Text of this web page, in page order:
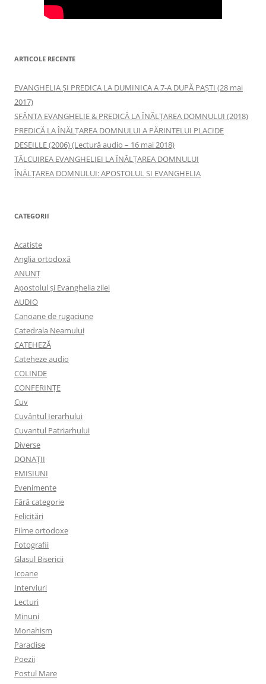
ARTICOLE RECENTE
EVANGHELIA ȘI PREDICA LA DUMINICA A 7-A DUPĂ PAȘTI (28 mai
2017)
SFÂNTA EVANGHELIE & PREDICĂ LA ÎNĂLŢAREA DOMNULUI (2018)
PREDICĂ LA ÎNĂLŢAREA DOMNULUI A PĂRINTELUI PLACIDE
DESEILLE (2006) (Lectură audio – 16 mai 2018)
TÂLCUIREA EVANGHELIEI LA ÎNĂLŢAREA DOMNULUI
ÎNĂLŢAREA DOMNULUI: APOSTOLUL ȘI EVANGHELIA
CATEGORII
Acatiste
Anglia ortodoxă
ANUNŢ
Apostolul şi Evanghelia zilei
AUDIO
Canoane de rugaciune
Catedrala Neamului
CATEHEZĂ
Cateheze audio
COLINDE
CONFERINȚE
Cuv
Cuvântul Ierarhului
Cuvantul Patriarhului
Diverse
DONAȚII
EMISIUNI
Evenimente
Fără categorie
Felicitări
Filme ortodoxe
Fotografii
Glasul Bisericii
Icoane
Interviuri
Lecturi
Minuni
Monahism
Paraclise
Poezii
Postul Mare